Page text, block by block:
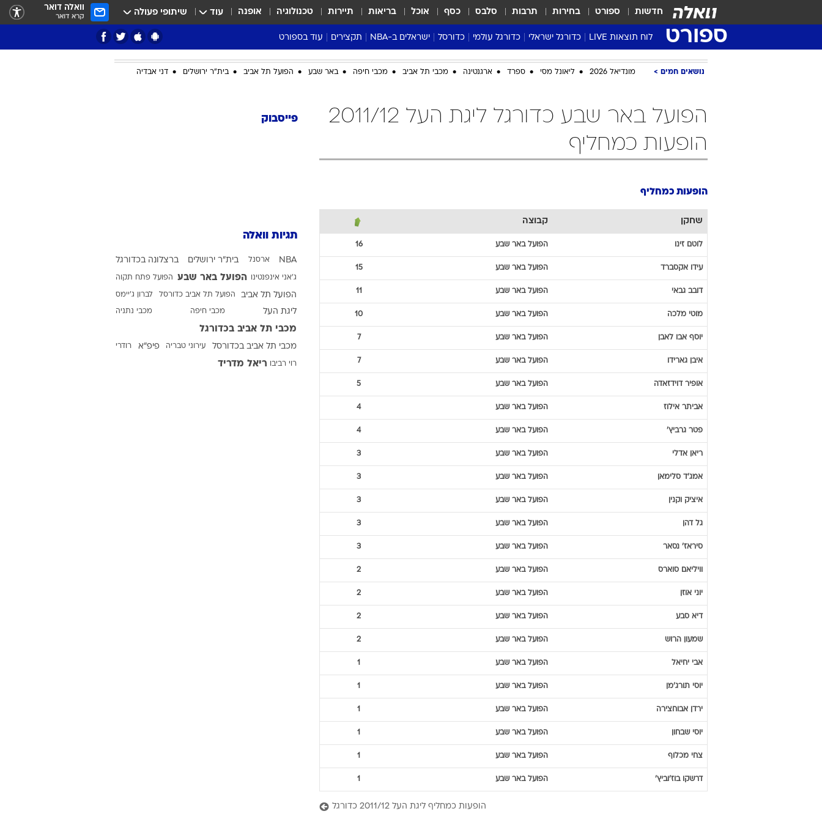
חדשות ספורט בחירות תרבות סלבס כסף אוכל בריאות תיירות טכנולוגיה אופנה עוד שיתופי פעולה וואלה דואר
קרא דואר
ספורט לוח תוצאות LIVE כדורגל ישראלי
ליגת העל Winner
גביע הטוטו
כדורגל עולמי
ליגה אנגלית
ליגה גרמנית
כדורסל
ליגת העל
ליגה לאומית
ישראלים ב-NBA
דני אבדיה
תקצירים עוד בספורט
מונדיאל 2026
NBA
פודקאסטים
ענפים נוספים
לוח שידורים
החידה של ספורט1
ארכיון מדורים מחוץ לקווים
כתבו לנו
נושאים חמים מונדיאל 2026 ליאונל מסי ספרד ארגנטינה מכבי תל אביב מכבי חיפה באר שבע הפועל תל אביב בית"ר ירושלים דני אבדיה
הפועל באר שבע כדורגל ליגת העל 2011/12
הופעות כמחליף
הופעות כמחליף
שחקן קבוצה
לוטם זינו הפועל באר שבע 16
עידו אקסברד הפועל באר שבע 15
דובב גבאי הפועל באר שבע 11
מוטי מלכה הפועל באר שבע 10
יוסף אבו לאבן הפועל באר שבע 7
איבן גארידו הפועל באר שבע 7
אופיר דוידזאדה הפועל באר שבע 5
אביתר אילוז הפועל באר שבע 4
פטר גרביץ' הפועל באר שבע 4
ריאן אדלי הפועל באר שבע 3
אמג'ד סלימאן הפועל באר שבע 3
איציק וקנין הפועל באר שבע 3
גל דהן הפועל באר שבע 3
סיראז' נסאר הפועל באר שבע 3
וויליאם סוארס הפועל באר שבע 2
יוני אוזן הפועל באר שבע 2
דיא סבע הפועל באר שבע 2
שמעון הרוש הפועל באר שבע 2
אבי יחיאל הפועל באר שבע 1
יוסי תורג'מן הפועל באר שבע 1
ירדן אבוחצירה הפועל באר שבע 1
יוסי שבחון הפועל באר שבע 1
צחי מכלוף הפועל באר שבע 1
דרשקו בוז'וביץ' הפועל באר שבע 1
הופעות כמחליף ליגת העל 2011/12 כדורגל
פייסבוק
תגיות וואלה
NBA ארסנל בית"ר ירושלים ברצלונה בכדורגל
ג'אני אינפנטינו הפועל באר שבע הפועל פתח תקוה
הפועל תל אביב הפועל תל אביב כדורסל לברון ג'יימס
ליגת העל מכבי חיפה מכבי נתניה
מכבי תל אביב בכדורגל
מכבי תל אביב בכדורסל עירוני טבריה פיפ"א רודרי
רוי רביבו ריאל מדריד